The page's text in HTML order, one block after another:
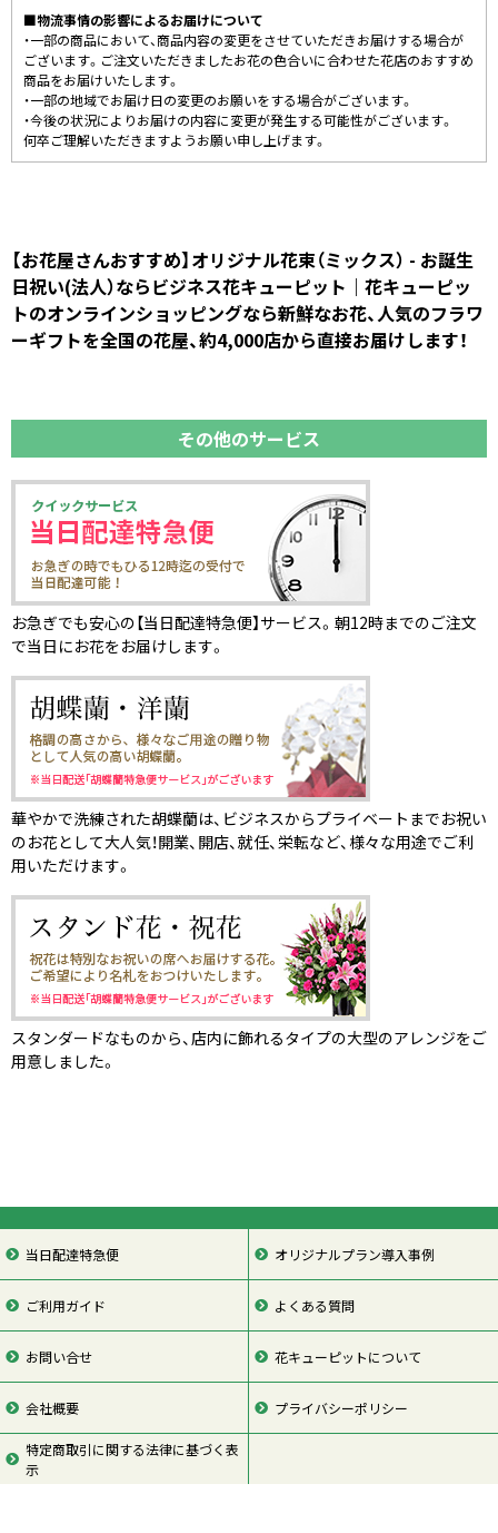
■物流事情の影響によるお届けについて
・一部の商品において、商品内容の変更をさせていただきお届けする場合が
ございます。ご注文いただきましたお花の色合いに合わせた花店のおすすめ
商品をお届けいたします。
・一部の地域でお届け日の変更のお願いをする場合がございます。
・今後の状況によりお届けの内容に変更が発生する可能性がございます。
何卒ご理解いただきますようお願い申し上げます。
【お花屋さんおすすめ】オリジナル花束（ミックス） - お誕生
日祝い(法人）ならビジネス花キューピット｜花キューピッ
トのオンラインショッピングなら新鮮なお花、人気のフラワ
ーギフトを全国の花屋、約4,000店から直接お届けします！
その他のサービス
お急ぎでも安心の【当日配達特急便】サービス。朝12時までのご注文
で当日にお花をお届けします。
華やかで洗練された胡蝶蘭は、ビジネスからプライベートまでお祝い
のお花として大人気！開業、開店、就任、栄転など、様々な用途でご利
用いただけます。
スタンダードなものから、店内に飾れるタイプの大型のアレンジをご
用意しました。
当日配達特急便 オリジナルプラン導入事例
ご利用ガイド よくある質問
お問い合せ 花キューピットについて
会社概要 プライバシーポリシー
特定商取引に関する法律に基づく表
示